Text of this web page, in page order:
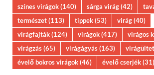
színes virágok(140) sárga virág(42)
természet(113) tippek(53) virág(40)
virágfajták(124) virágok(417) virágos
virágzás(65) virágágyás(163)
évelő bokros virágok(46) évelő cserjék(31)